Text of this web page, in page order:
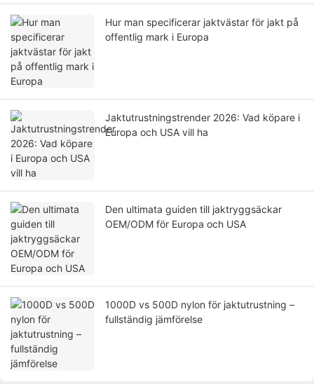
Hur man specificerar jaktvästar för jakt på
offentlig mark i Europa
Jaktutrustningstrender 2026: Vad köpare i
Europa och USA vill ha
Den ultimata guiden till jaktryggsäckar
OEM/ODM för Europa och USA
1000D vs 500D nylon för jaktutrustning –
fullständig jämförelse